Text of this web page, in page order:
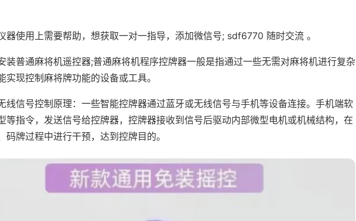
器使用上需要帮助，想获取一对一指导，添加微信号; sdf6770 随时交流 。
装普通麻将机遥控器;普通麻将机程序控牌器一般是指通过一些无需对麻将机进行复杂
实现控制麻将牌功能的设备或工具。
线信号控制原理：一些智能控牌器通过蓝牙或无线信号与手机等设备连接。手机端软
等指令，发送信号给控牌器，控牌器接收到信号后驱动内部微型电机或机械结构，在
码牌过程中进行干预，达到控牌目的。